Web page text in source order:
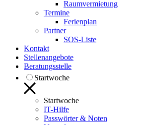
Raumvermietung
Termine
Ferienplan
Partner
SOS-Liste
Kontakt
Stellenangebote
Beratungsstelle
Startwoche
Startwoche
IT-Hilfe
Passwörter & Noten